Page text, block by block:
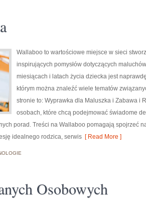
Wallaboo to wartościowe miejsce w sieci
inspirujących pomysłów dotyczących
miesiącach i latach życia dziecka jest
którym można znaleźć wiele tematów
stronie to: Wyprawka dla Maluszka i Zabawa i
osobach, które chcą podejmować świadome
porad. Treści na Wallaboo pomagają spojrzeć
idealnego rodzica, serwis [ Read More ]
Osobowych